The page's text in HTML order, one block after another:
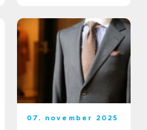
07. november 2025